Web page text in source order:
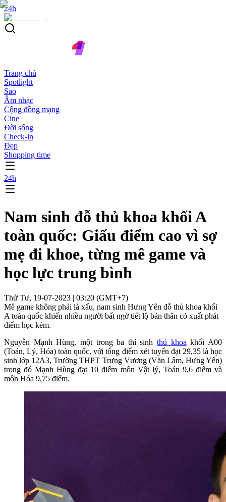
24h
Trang chủ
Spotlight
Sao
Âm nhạc
Cộng đồng mạng
Cine
Đời sống
Check-in
Đẹp
Shopping time
24h
Nam sinh đỗ thủ khoa khối A
toàn quốc: Giấu điểm cao vì sợ
mẹ đi khoe, từng mê game và
học lực trung bình
Thứ Tư, 19-07-2023 | 03:20 (GMT+7)
Mê game không phải là xấu, nam sinh Hưng Yên đỗ thủ khoa khối
A toàn quốc khiến nhiều người bất ngờ tiết lộ bản thân có xuất phát
điểm học kém.
Nguyễn Mạnh Hùng, một trong ba thí sinhthủ khoa khối A00
(Toán, Lý, Hóa) toàn quốc, với tổng điểm xét tuyển đạt 29,35 là học
sinh lớp 12A3, Trường THPT Trưng Vương (Văn Lâm, Hưng Yên)
trong đó Mạnh Hùng đạt 10 điểm môn Vật lý, Toán 9,6 điểm và
môn Hóa 9,75 điểm.